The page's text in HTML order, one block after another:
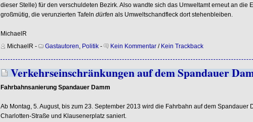
dieser Stelle) für den verschuldeten Bezirk. Also wandte sich das Umweltamt erneut an die
großmütig, die verunzierten Tafeln dürfen als Umweltschandfleck dort stehenbleiben.
MichaelR
MichaelR - Gastautoren, Politik- Kein Kommentar/ Kein Trackback
Verkehrseinschränkungen auf dem Spandauer
Fahrbahnsanierung Spandauer Damm
Ab Montag, 5. August, bis zum 23. September 2013 wird die Fahrbahn auf dem Spandauer
Charlotten-Straße und Klausenerplatz saniert.